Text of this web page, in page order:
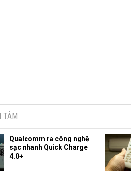
TÂM
Qualcomm ra công nghệ
sạc nhanh Quick Charge
4.0+